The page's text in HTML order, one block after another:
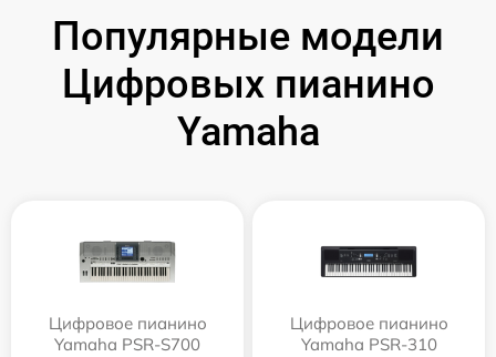
Популярные модели
Цифровых пианино
Yamaha
Цифровое пианино
Yamaha PSR-S700
Цифровое пианино
Yamaha PSR-310